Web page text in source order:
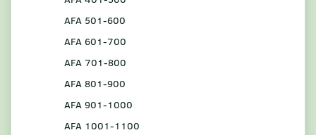
AFA 501-600
AFA 601-700
AFA 701-800
AFA 801-900
AFA 901-1000
AFA 1001-1100